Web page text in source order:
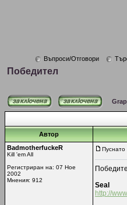
Въпроси/Отговори
Победител
Автор
BadmotherfuckeR
Kill 'em All
Регистриран на: 07 Ное
2002
Мнения: 912
Seal
http://